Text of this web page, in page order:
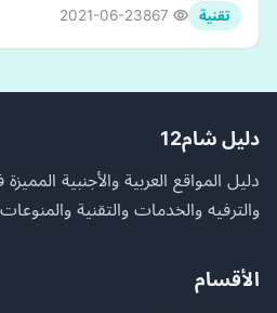
تقنية 2021-06-23
دليل شام12
دليل المواقع العربية والأجنبية
والترفيه والخدمات والتقنية
الأقسام